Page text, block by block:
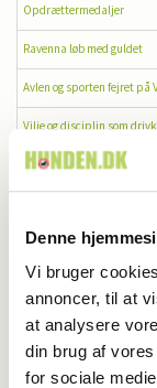
Denne
Vi bruger
annoncer, til at
at analysere
din brug af
for sociale
Opdrættermedaljer
Ravenna løb med guldet
Avlen og sporten fejret på
Vilje og disciplin som
Dansk bronze og tæt
Et hjem for familien - og
Nyt fra Shoppen
Nyheder til dig og din hund
Schæferhunden – en ven,
døråbner til et aktivt liv
Et verdensmesterskab
Nye medlemstyper i